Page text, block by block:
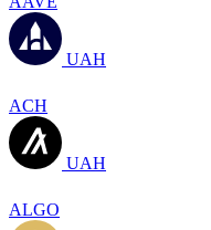
UAH
ACH
UAH
ALGO